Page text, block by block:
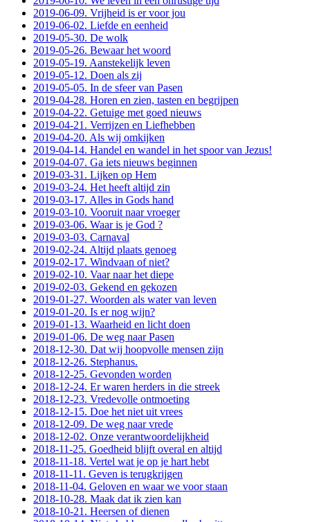
2019-06-09. Vrijheid is er voor jou
2019-06-02. Liefde en eenheid
2019-05-30. De wolk
2019-05-26. Bewaar het woord
2019-05-19. Aanstekelijk leven
2019-05-12. Doen als zij
2019-05-05. In de sfeer van Pasen
2019-04-28. Horen en zien, tasten en begrijpen
2019-04-22. Getuige met goed nieuws
2019-04-21. Verrijzen en Liefhebben
2019-04-20. Als wij omkijken
2019-04-14. Handel en wandel in het spoor van Jezus!
2019-04-07. Ga iets nieuws beginnen
2019-03-31. Lijken op Hem
2019-03-24. Het heeft altijd zin
2019-03-17. Alles in Gods hand
2019-03-10. Vooruit naar vroeger
2019-03-06. Waar is je God ?
2019-03-03. Carnaval
2019-02-24. Altijd plaats genoeg
2019-02-17. Windvaan of niet?
2019-02-10. Vaar naar het diepe
2019-02-03. Gekend en gekozen
2019-01-27. Woorden als water van leven
2019-01-20. Is er nog wijn?
2019-01-13. Waarheid en licht doen
2019-01-06. De weg naar Pasen
2018-12-30. Dat wij hoopvolle mensen zijn
2018-12-26. Stephanus.
2018-12-25. Gevonden worden
2018-12-24. Er waren herders in die streek
2018-12-23. Vredevolle ontmoeting
2018-12-15. Doe het niet uit vrees
2018-12-09. De weg naar vrede
2018-12-02. Onze verantwoordelijkheid
2018-11-25. Goedheid blijft overal en altijd
2018-11-18. Vertel wat je op je hart hebt
2018-11-11. Geven is terugkrijgen
2018-11-04. Geloven en waar we voor staan
2018-10-28. Maak dat ik zien kan
2018-10-21. Heersen of dienen